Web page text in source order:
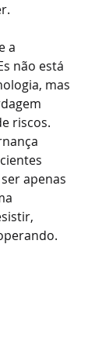
a
não está
mas
riscos.
apenas